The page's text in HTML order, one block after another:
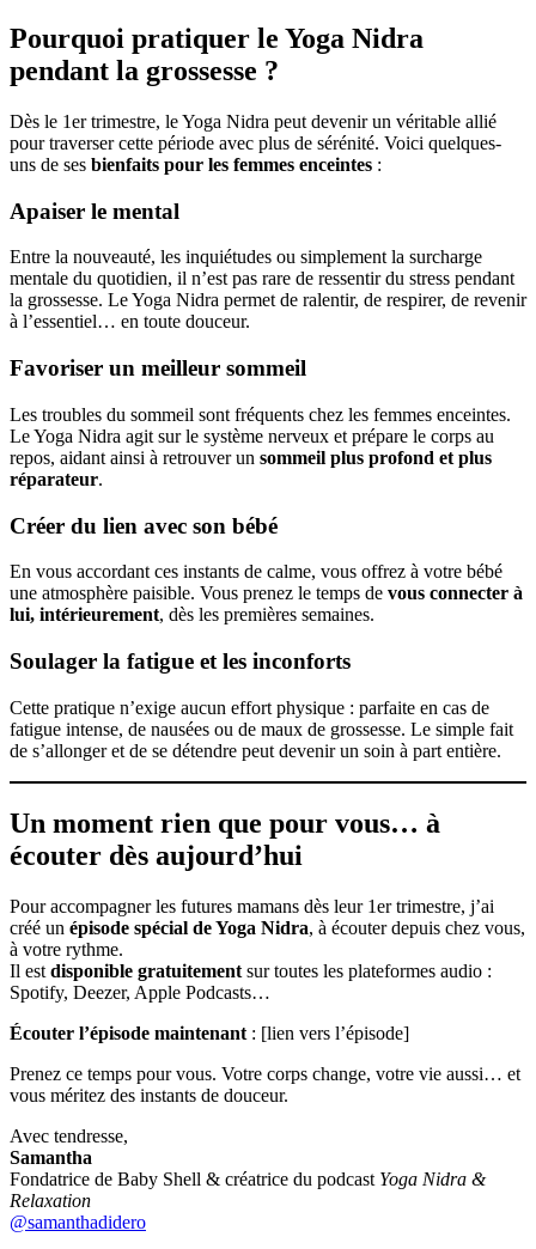
Pourquoi pratiquer le Yoga Nidra
pendant la grossesse ?
Dès le 1er trimestre, le Yoga Nidra peut devenir un véritable allié
pour traverser cette période avec plus de sérénité. Voici quelques-
uns de ses bienfaits pour les femmes enceintes :
Apaiser le mental
Entre la nouveauté, les inquiétudes ou simplement la surcharge
mentale du quotidien, il n’est pas rare de ressentir du stress pendant
la grossesse. Le Yoga Nidra permet de ralentir, de respirer, de revenir
à l’essentiel… en toute douceur.
Favoriser un meilleur sommeil
Les troubles du sommeil sont fréquents chez les femmes enceintes.
Le Yoga Nidra agit sur le système nerveux et prépare le corps au
repos, aidant ainsi à retrouver un sommeil plus profond et plus
réparateur.
Créer du lien avec son bébé
En vous accordant ces instants de calme, vous offrez à votre bébé
une atmosphère paisible. Vous prenez le temps de vous connecter à
lui, intérieurement, dès les premières semaines.
Soulager la fatigue et les inconforts
Cette pratique n’exige aucun effort physique : parfaite en cas de
fatigue intense, de nausées ou de maux de grossesse. Le simple fait
de s’allonger et de se détendre peut devenir un soin à part entière.
Un moment rien que pour vous… à
écouter dès aujourd’hui
Pour accompagner les futures mamans dès leur 1er trimestre, j’ai
créé un épisode spécial de Yoga Nidra, à écouter depuis chez vous,
à votre rythme.
Il est disponible gratuitement sur toutes les plateformes audio :
Spotify, Deezer, Apple Podcasts…
Écouter l’épisode maintenant : [lien vers l’épisode]
Prenez ce temps pour vous. Votre corps change, votre vie aussi… et
vous méritez des instants de douceur.
Avec tendresse,
Samantha
Fondatrice de Baby Shell & créatrice du podcast Yoga Nidra &
Relaxation
@samanthadidero